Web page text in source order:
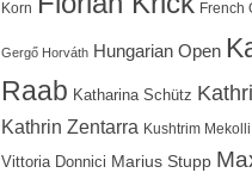
Korn French
Gergő Horváth Hungarian Open
Raab Katharina Schütz
Kathrin Zentarra Kushtrim Mekolli
Vittoria Donnici Marius Stupp